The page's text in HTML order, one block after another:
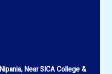
Near SICA College &